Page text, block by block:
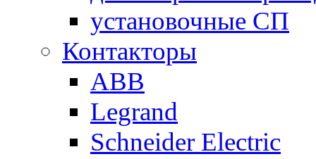
установочные СП
Контакторы
ABB
Legrand
Schneider Electric